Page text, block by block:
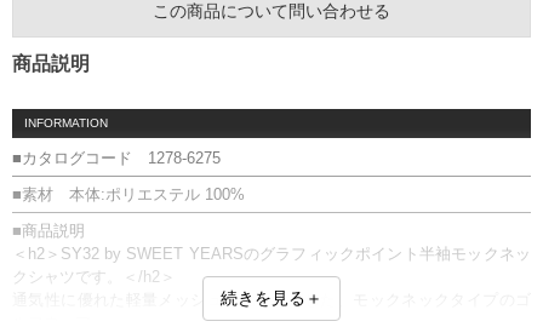
この商品について問い合わせる
商品説明
INFORMATION
■カタログコード 1278-6275
■素材 本体:ポリエステル 100%
■商品説明
＜h2＞SY32 by SWEET YEARSのグラフィックポイント半袖モックネッ
クシャツです。＜/h2＞
通気性に優れた軽量メッシュ生地を使用した、モックネックタイプのゴ
続きを見る＋